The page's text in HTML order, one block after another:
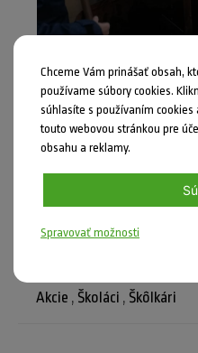
Akcie , Školáci , Škôlkári
Chceme Vám prinášať obsah,
používame súbory cookies.
súhlasíte s používaním
touto webovou stránkou pre
obsahu a reklamy.
Spravovať možnosti